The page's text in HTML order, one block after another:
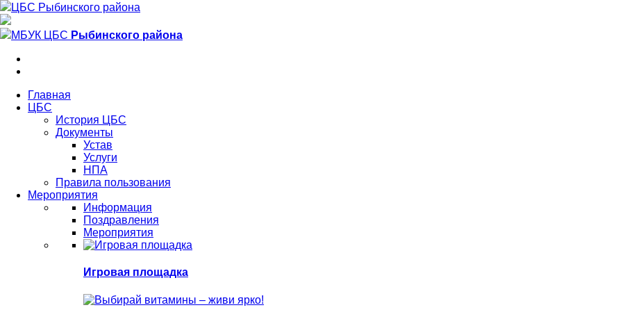
ЦБС Рыбинского района
МБУК ЦБС Рыбинского района
Главная
ЦБС
История ЦБС
Документы
Устав
Услуги
НПА
Правила пользования
Мероприятия
Информация
Поздравления
Мероприятия
Игровая площадка